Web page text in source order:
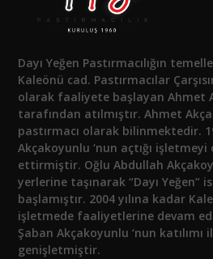
Dayı Yeğen Pastırmacılığın
Kaleönü cad. Pastırmacılar
olarak faaliyete başlayan Ahmet
tarafından atılmıştır. Ahmet
pastırmacı olarak bilinmektedir.
Akçakoyunlu ‘nun açtığı işletmeyi
ettirmiştir. Oğlu Abdullah
yerlerine taşınarak “Dayı Yeğen”
başlamıştır. 2004 yılına kadar
işletmede faaliyetlerine devam
Şaban Akçakoyunlu ‘nun katılımı
genişletmiştir.